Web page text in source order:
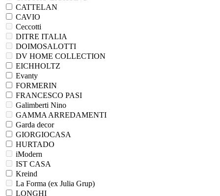
Calligaris
CASTRO LIGHTING
CATTELAN
CAVIO
Ceccotti
DITRE ITALIA
DOIMOSALOTTI
DV HOME COLLECTION
EICHHOLTZ
Evanty
FORMERIN
FRANCESCO PASI
Galimberti Nino
GAMMA ARREDAMENTI
Garda decor
GIORGIOCASA
HURTADO
iModern
IST CASA
Kreind